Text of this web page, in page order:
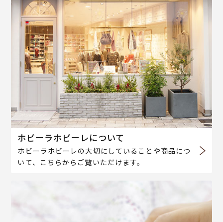
ホビーラホビーレについて
ホビーラホビーレの大切にしていることや商品につ
いて、こちらからご覧いただけます。